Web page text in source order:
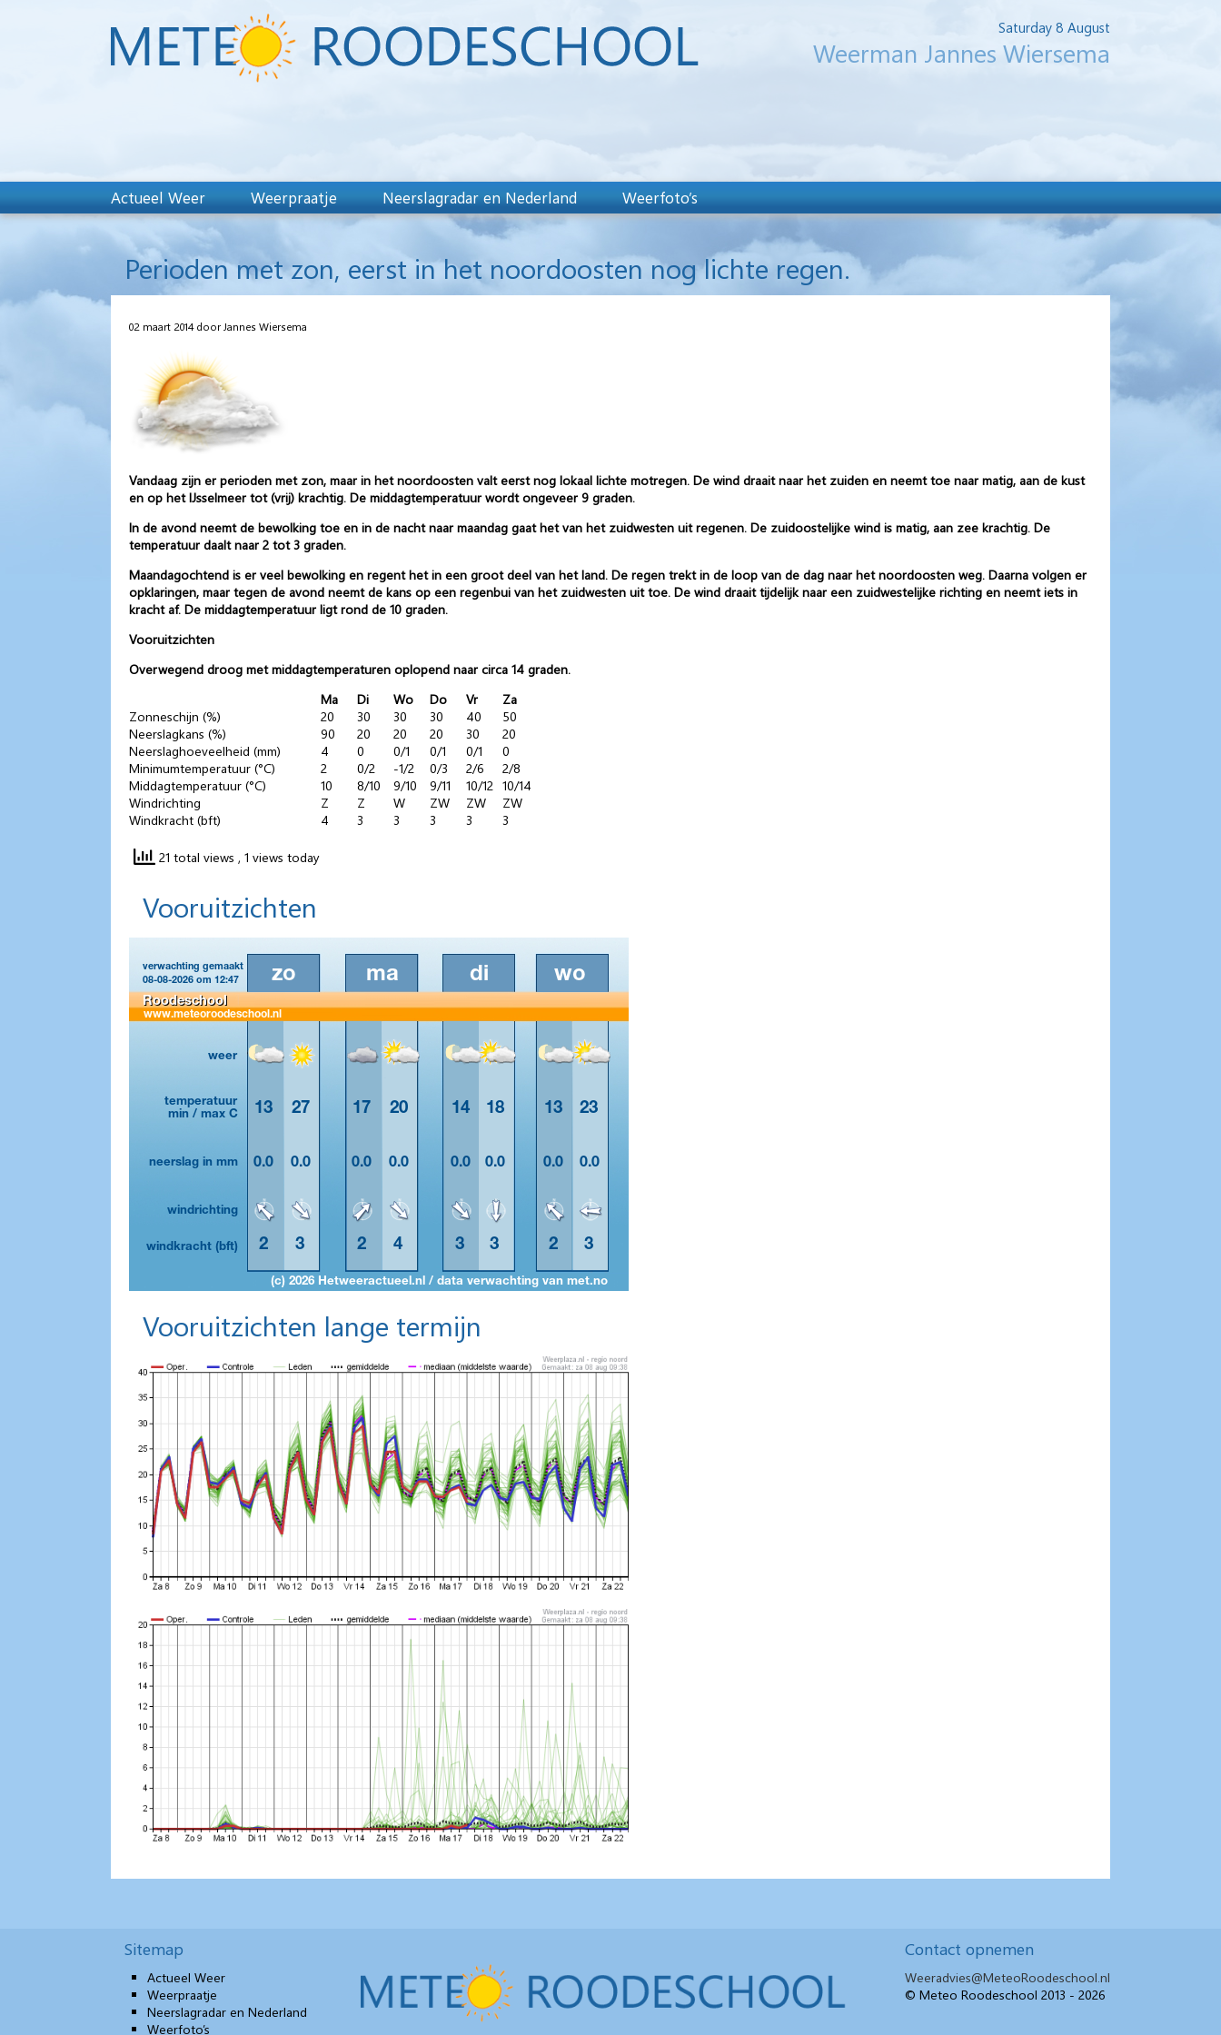
Saturday 8 August
Weerman Jannes Wiersema
Actueel Weer Weerpraatje Neerslagradar en Nederland Weerfoto’s
Perioden met zon, eerst in het noordoosten nog lichte regen.
02 maart 2014 door Jannes Wiersema
Vandaag zijn er perioden met zon, maar in het noordoosten valt eerst nog lokaal lichte motregen. De wind draait naar het zuiden en neemt toe naar matig, aan de kust
en op het IJsselmeer tot (vrij) krachtig. De middagtemperatuur wordt ongeveer 9 graden.
In de avond neemt de bewolking toe en in de nacht naar maandag gaat het van het zuidwesten uit regenen. De zuidoostelijke wind is matig, aan zee krachtig. De
temperatuur daalt naar 2 tot 3 graden.
Maandagochtend is er veel bewolking en regent het in een groot deel van het land. De regen trekt in de loop van de dag naar het noordoosten weg. Daarna volgen er
opklaringen, maar tegen de avond neemt de kans op een regenbui van het zuidwesten uit toe. De wind draait tijdelijk naar een zuidwestelijke richting en neemt iets in
kracht af. De middagtemperatuur ligt rond de 10 graden.
Vooruitzichten
Overwegend droog met middagtemperaturen oplopend naar circa 14 graden.
Ma
Di Wo Do Vr
Za
Zonneschijn (%)
20 30 30 30 40
50
Neerslagkans (%)
90 20 20 20 30
20
Neerslaghoeveelheid (mm)
4 0 0/1 0/1 0/1
0
Minimumtemperatuur (°C)
2 0/2 -1/2 0/3 2/6
2/8
Middagtemperatuur (°C)
10 8/10 9/10 9/11 10/12 10/14
Windrichting
Z Z W ZW ZW
ZW
Windkracht (bft)
4 3 3 3 3 3
21 total views , 1 views today
Vooruitzichten
Vooruitzichten lange termijn
Sitemap
Actueel Weer
Weerpraatje
Neerslagradar en Nederland
Weerfoto’s
Contact opnemen
Weeradvies@MeteoRoodeschool.nl
© Meteo Roodeschool 2013 - 2026